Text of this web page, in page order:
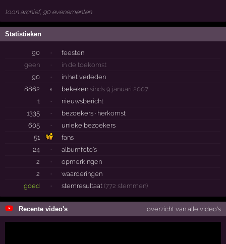
toon archief, 90 evenementen
Statistieken
90 ·
feesten
geen
·
in de toekomst
90
·
in het verleden
8862
× bekeken sinds 9 januari 2007
1
·
nieuwsbericht
1335
· bezoekers · herkomst
605
·
unieke bezoekers
51
fans
24
·
albumfoto's
2
·
opmerkingen
2
·
waarderingen
goed
· stemresultaat (772 stemmen)
Recente video's overzicht van alle video's